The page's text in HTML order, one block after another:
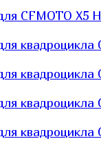
CFMOTO X5
квадроцикла
квадроцикла
квадроцикла
квадроцикла